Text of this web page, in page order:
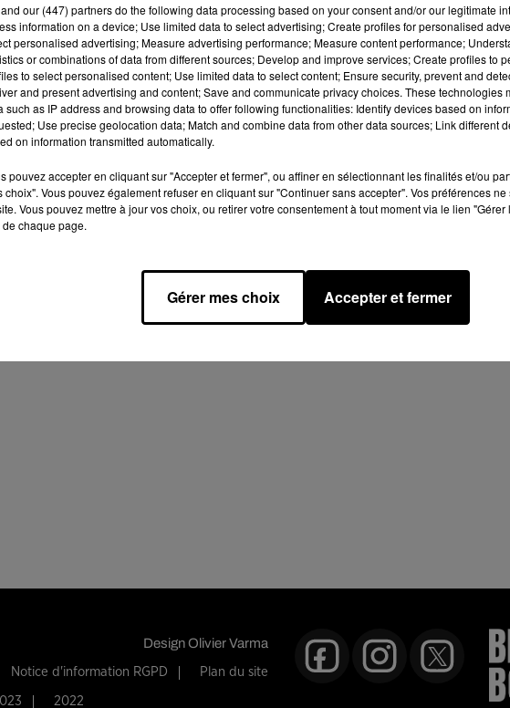
premières places pour son concert !
de Clamart. Depuis sa signature début 2020 sur le label de Booba, 92i, il a
telle qu’il est devenu membre du jury de Nouvelle École sur Netflix, aux
partie de cette jeune génération qui bouleverse tout et ne veut rien lâcher.
son talent n’est plus à prouver et vous n’avez pas fini d’entendre
à Arkéa Arena, à Bordeaux
ci-dessous.
les données recueillies pour l’organisation de ses jeux concours, notamment pour l’enregistrement de
plus sur la gestion de vos données personnelles et pour exercer vos droits,
DesignOlivier Varma
Notice d'information RGPD Plan du site
2022
our (447) partnersdo the following data processing based on your consent and/or our legitimate
information on a device; Use limited data to select advertising; Create profiles for personalised
personalised advertising; Measure advertising performance; Measure content performance;
or combinations of data from different sources; Develop and improve services; Create profiles to
to select personalised content; Use limited data to select content; Ensure security, prevent and
and present advertising and content; Save and communicate privacy choices. These technologies
such as IP address and browsing data to offer following functionalities: Identify devices based on
Use precise geolocation data; Match and combine data from other data sources; Link different
on information transmitted automatically.
pouvez accepter en cliquant sur "Accepter et fermer", ou affiner en sélectionnant les finalités et/ou
choix". Vous pouvez également refuser en cliquant sur "Continuer sans accepter". Vos préférences
Vous pouvez mettre à jour vos choix, ou retirer votre consentement à tout moment via le lien
de chaque page.
Gérer mes choix Accepter et fermer